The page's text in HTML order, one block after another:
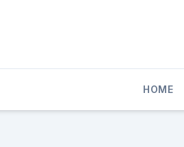
HOME